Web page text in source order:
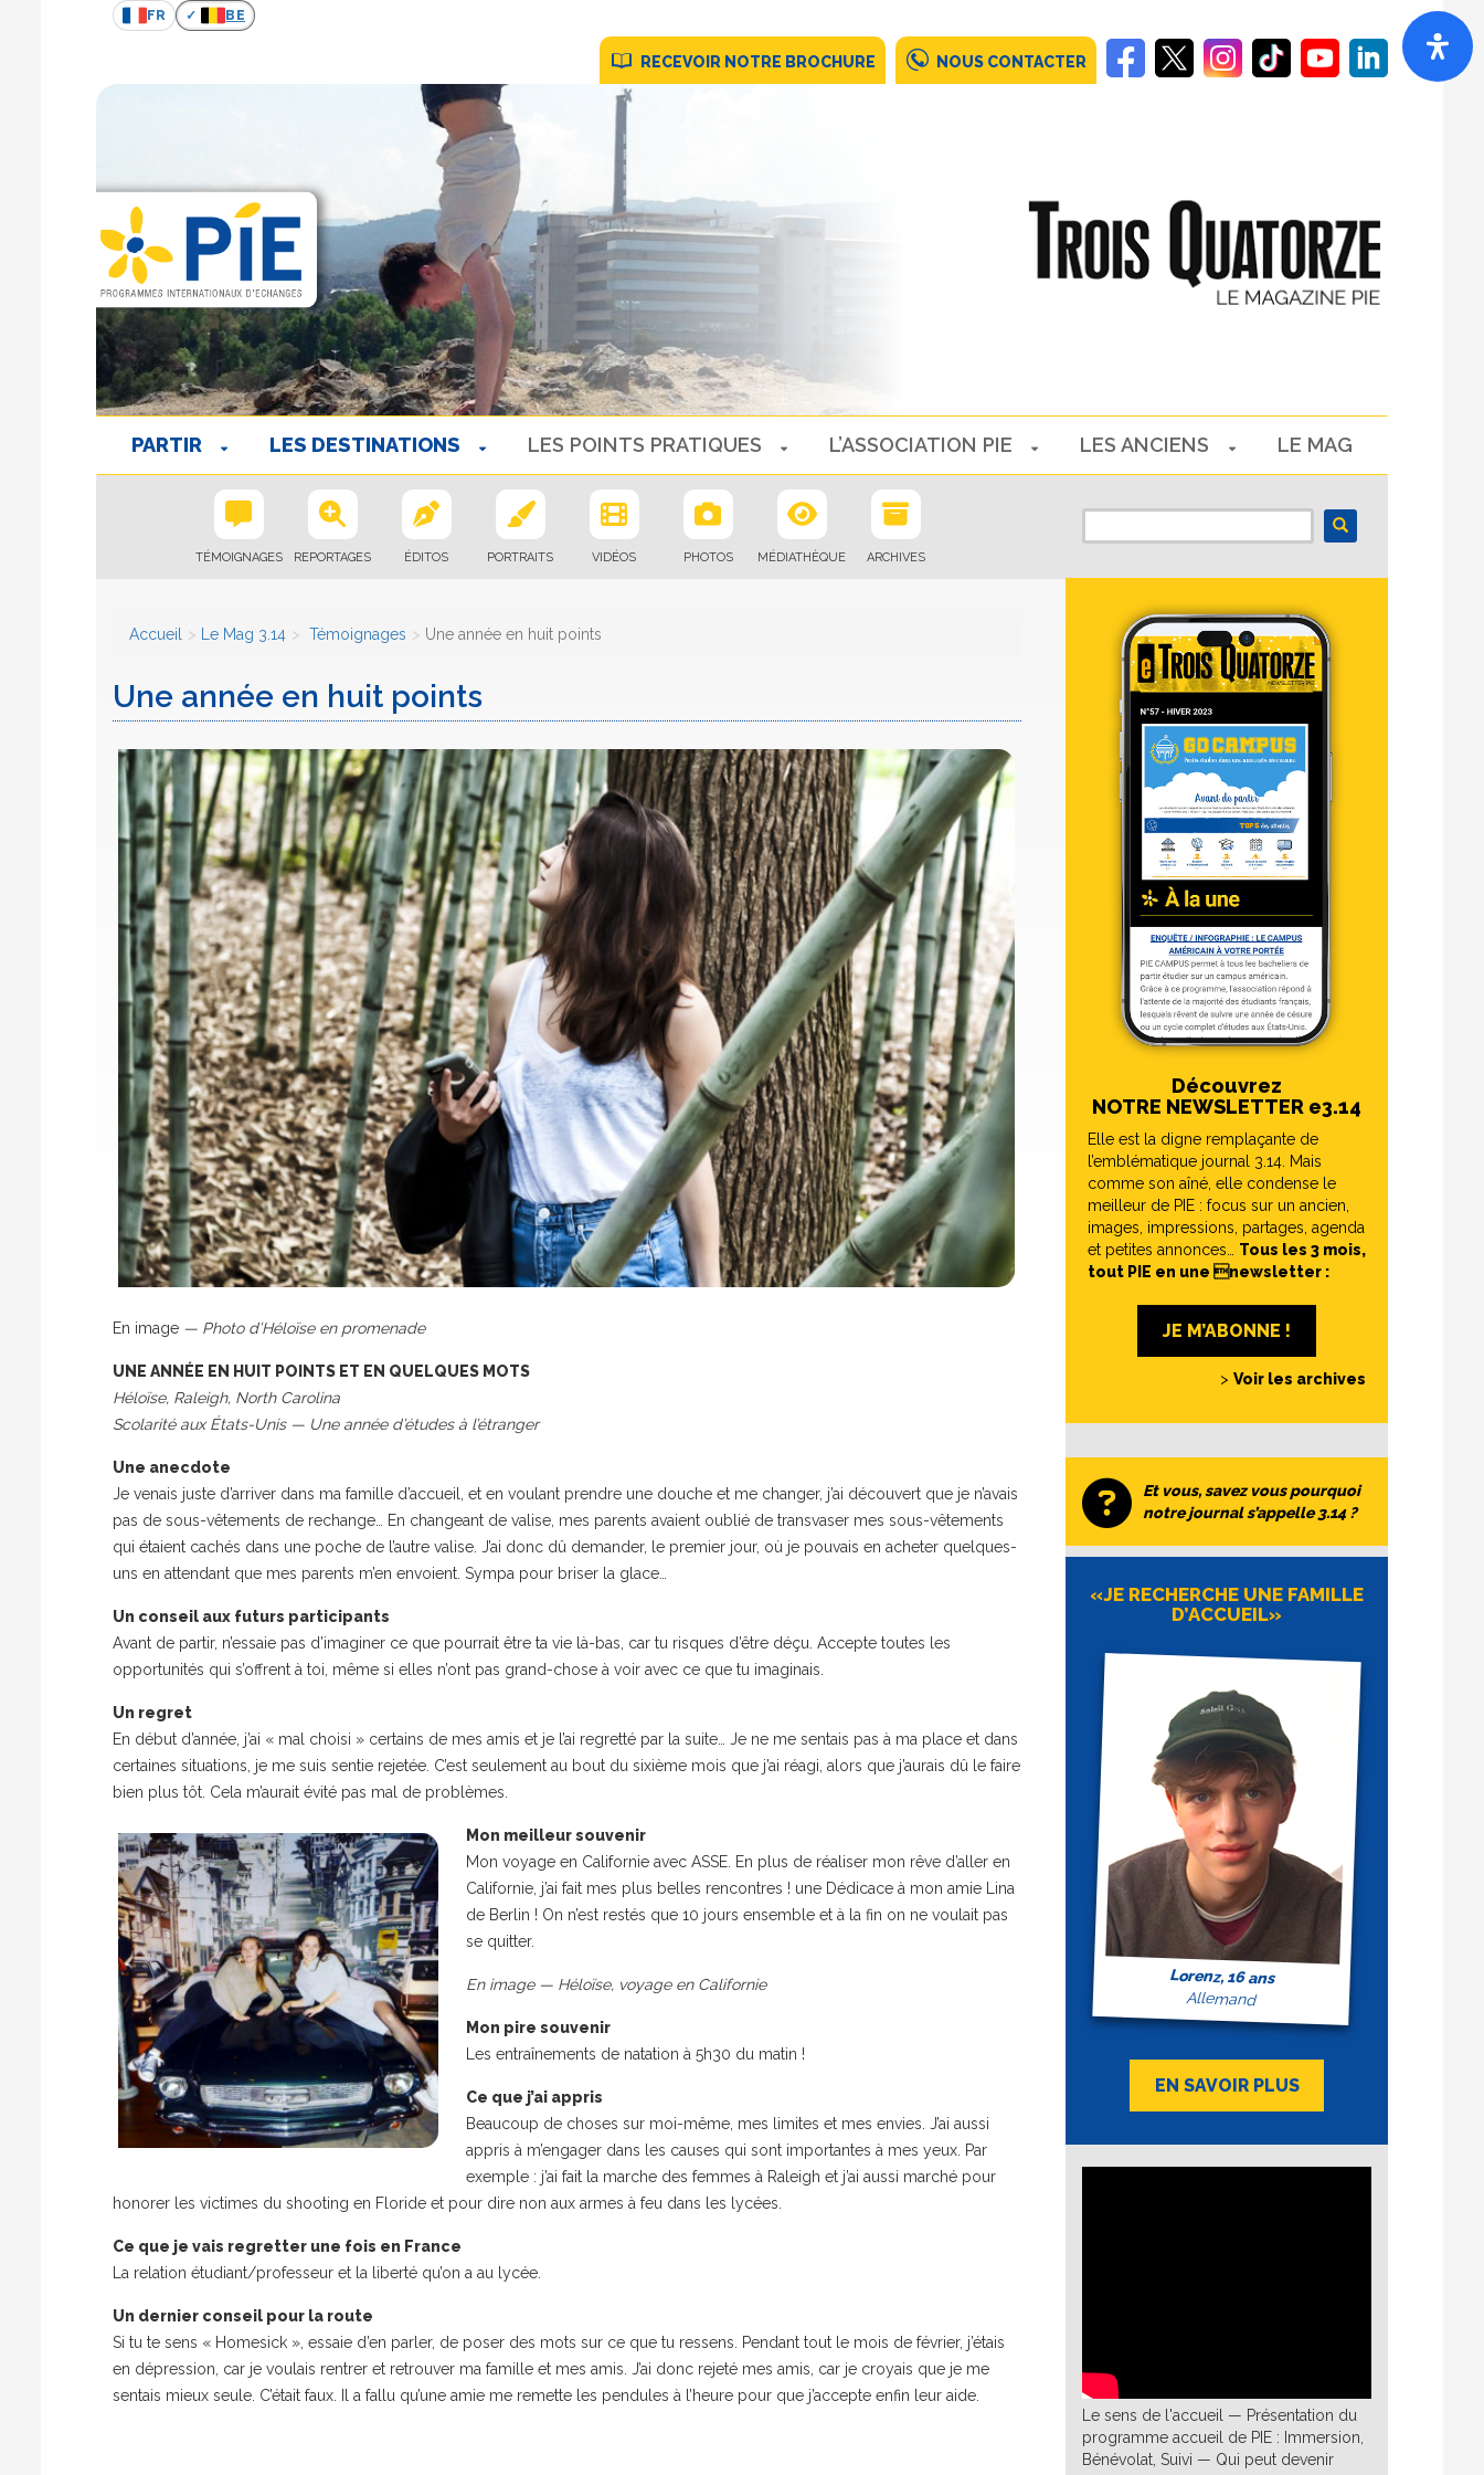
FR BE
RECEVOIR NOTRE BROCHURE NOUS CONTACTER
PARTIR LES DESTINATIONS LES POINTS PRATIQUES L’ASSOCIATION PIE LES ANCIENS LE MAG
TÉMOIGNAGES REPORTAGES ÉDITOS PORTRAITS VIDÉOS PHOTOS MÉDIATHÈQUE ARCHIVES
Accueil Le Mag 3.14 Témoignages Une année en huit points
Une année en huit points
En image — Photo d’Héloïse en promenade
UNE ANNÉE EN HUIT POINTS ET EN QUELQUES MOTS
Héloïse, Raleigh, North Carolina
Scolarité aux États-Unis — Une année d’études à l’étranger
Une anecdote
Je venais juste d’arriver dans ma famille d’accueil, et en voulant prendre une douche et me changer, j’ai découvert que je n’avais
pas de sous-vêtements de rechange… En changeant de valise, mes parents avaient oublié de transvaser mes sous-vêtements
qui étaient cachés dans une poche de l’autre valise. J’ai donc dû demander, le premier jour, où je pouvais en acheter quelques-
uns en attendant que mes parents m’en envoient. Sympa pour briser la glace…
Un conseil aux futurs participants
Avant de partir, n’essaie pas d’imaginer ce que pourrait être ta vie là-bas, car tu risques d’être déçu. Accepte toutes les
opportunités qui s’offrent à toi, même si elles n’ont pas grand-chose à voir avec ce que tu imaginais.
Un regret
En début d’année, j’ai « mal choisi » certains de mes amis et je l’ai regretté par la suite… Je ne me sentais pas à ma place et dans
certaines situations, je me suis sentie rejetée. C’est seulement au bout du sixième mois que j’ai réagi, alors que j’aurais dû le faire
bien plus tôt. Cela m’aurait évité pas mal de problèmes.
Mon meilleur souvenir
Mon voyage en Californie avec ASSE. En plus de réaliser mon rêve d’aller en
Californie, j’ai fait mes plus belles rencontres ! une Dédicace à mon amie Lina
de Berlin ! On n’est restés que 10 jours ensemble et à la fin on ne voulait pas
se quitter.
En image — Héloïse, voyage en Californie
Mon pire souvenir
Les entraînements de natation à 5h30 du matin !
Ce que j’ai appris
Beaucoup de choses sur moi-même, mes limites et mes envies. J’ai aussi
appris à m’engager dans les causes qui sont importantes à mes yeux. Par
exemple : j’ai fait la marche des femmes à Raleigh et j’ai aussi marché pour
honorer les victimes du shooting en Floride et pour dire non aux armes à feu dans les lycées.
Ce que je vais regretter une fois en France
La relation étudiant/professeur et la liberté qu’on a au lycée.
Un dernier conseil pour la route
Si tu te sens « Homesick », essaie d’en parler, de poser des mots sur ce que tu ressens. Pendant tout le mois de février, j’étais
en dépression, car je voulais rentrer et retrouver ma famille et mes amis. J’ai donc rejeté mes amis, car je croyais que je me
sentais mieux seule. C’était faux. Il a fallu qu’une amie me remette les pendules à l’heure pour que j’accepte enfin leur aide.
Découvrez
NOTRE NEWSLETTER e3.14
Elle est la digne remplaçante de
l’emblématique journal 3.14. Mais
comme son aîné, elle condense le
meilleur de PIE : focus sur un ancien,
images, impressions, partages, agenda
et petites annonces… Tous les 3 mois,
tout PIE en une newsletter :
JE M’ABONNE !
> Voir les archives
Et vous, savez vous pourquoi
notre journal s’appelle 3.14 ?
«JE RECHERCHE UNE FAMILLE
D’ACCUEIL»
Lorenz, 16 ans
Allemand
EN SAVOIR PLUS
Le sens de l'accueil — Présentation du
programme accueil de PIE : Immersion,
Bénévolat, Suivi — Qui peut devenir